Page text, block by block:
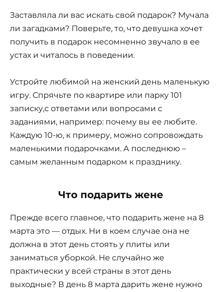
Заставляла ли вас искать свой подарок? Мучала
ли загадками? Поверьте, то, что девушка хочет
получить в подарок несомненно звучало в ее
устах и читалось в поведении.
Устройте любимой на женский день маленькую
игру. Спрячьте по квартире или парку 101
записку,с ответами или вопросами с
заданиями, например: почему вы ее любите.
Каждую 10-ю, к примеру, можно сопровождать
маленькими подарочками. А последнюю –
самым желанным подарком к празднику.
Что подарить жене
Прежде всего главное, что подарить жене на 8
марта это — отдых. Ни в коем случае она не
должна в этот день стоять у плиты или
заниматься уборкой. Не случайно же
практически у всей страны в этот день
выходные? В день 8 марта дарить жене нужно